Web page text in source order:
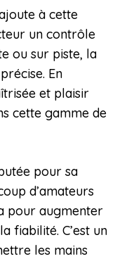
à cette
un contrôle
ou sur piste, la
En
et plaisir
cette gamme de
pour sa
d’amateurs
pour augmenter
fiabilité. C’est un
les mains